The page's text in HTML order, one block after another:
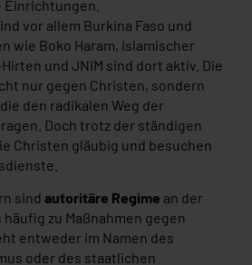
vor allem Burkina Faso und
wie Boko Haram, Islamischer
und JNIM sind dort aktiv. Die
nur gegen Christen, sondern
den radikalen Weg der
Doch trotz der ständigen
Christen gläubig und besuchen
sind autoritäre Regime an der
zu Maßnahmen gegen
entweder im Namen des
oder des staatlichen